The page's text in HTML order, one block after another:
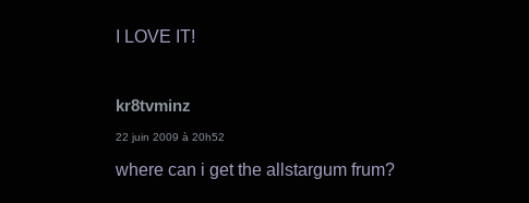
I LOVE IT!
kr8tvminz
22 juin 2009 à 20h52
where can i get the allstargum frum?